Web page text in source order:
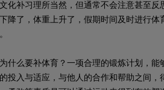
化补习理所当然，但通常不会注意甚至反
降了，体重上升了，假期时间及时进行体
么要补体育？一项合理的锻炼计划，能
投入与适应，与他人的合作和帮助之间，